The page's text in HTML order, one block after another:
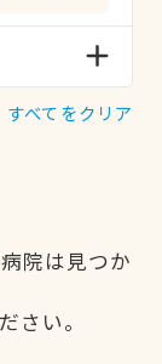
すべてをクリア
院は見つか
さい。